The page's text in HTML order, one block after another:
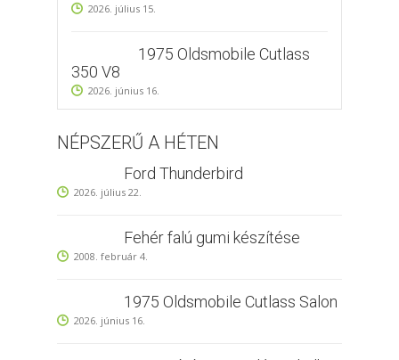
2026. július 15.
1975 Oldsmobile Cutlass
350 V8
2026. június 16.
NÉPSZERŰ A HÉTEN
Ford Thunderbird
2026. július 22.
Fehér falú gumi készítése
2008. február 4.
1975 Oldsmobile Cutlass Salon
2026. június 16.